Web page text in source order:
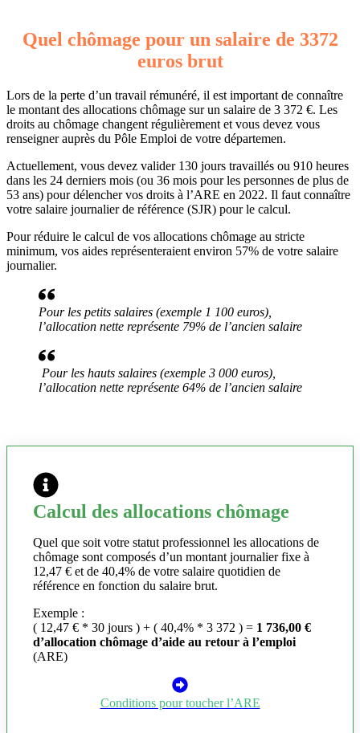
Quel chômage pour un salaire de 3372
euros brut
Lors de la perte d’un travail rémunéré, il est important de connaître
le montant des allocations chômage sur un salaire de 3 372 €. Les
droits au chômage changent régulièrement et vous devez vous
renseigner auprès du Pôle Emploi de votre départemen.
Actuellement, vous devez valider 130 jours travaillés ou 910 heures
dans les 24 derniers mois (ou 36 mois pour les personnes de plus de
53 ans) pour délencher vos droits à l’ARE en 2022. Il faut connaître
votre salaire journalier de référence (SJR) pour le calcul.
Pour réduire le calcul de vos allocations chômage au stricte
minimum, vos aides représenteraient environ 57% de votre salaire
journalier.
Pour les petits salaires (exemple 1 100 euros),
l’allocation nette représente 79% de l’ancien salaire
Pour les hauts salaires (exemple 3 000 euros),
l’allocation nette représente 64% de l’ancien salaire
Calcul des allocations chômage
Quel que soit votre statut professionnel les allocations de
chômage sont composés d’un montant journalier fixe à
12,47 € et de 40,4% de votre salaire quotidien de
référence en fonction du salaire brut.
Exemple :
( 12,47 € * 30 jours ) + ( 40,4% * 3 372 ) = 1 736,00 €
d’allocation chômage d’aide au retour à l’emploi
(ARE)
Conditions pour toucher l’ARE